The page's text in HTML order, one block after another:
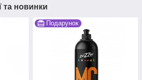
та новинки
Подарунок